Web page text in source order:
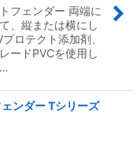
フェンダー 両端に
、縦または横にし
ロテクト添加剤、
ードPVCを使用し
ンダー Tシリーズ